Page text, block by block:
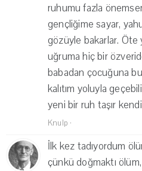
ruhumu fazla
gençliğime sayar,
gözüyle bakarlar.
uğruma hiç bir
babadan çocuğuna
kalıtım yoluyla
yeni bir ruh taşır
Knulp ·
İlk kez tadıyordum
çünkü doğmaktı